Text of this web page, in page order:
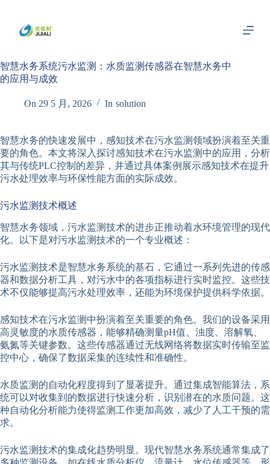
内
智慧水务系统污水监测：水质监测传感器在智慧水务中
的应用与成效
On 29 5 月, 2026 In solution
智慧水务的快速发展中，感知技术在污水监测领域扮演着至关重
要的角色。本文将深入探讨感知技术在污水监测中的应用，分析
其与传统PLC控制的差异，并通过具体案例展示感知技术在提升
污水处理效率与环保性能方面的实际成效。
污水监测技术概述
智慧水务领域，污水监测技术的进步正推动着水环境管理的现代
化。以下是对污水监测技术的一个专业概述：
污水监测技术是智慧水务系统的基石，它通过一系列先进的传感
器和数据分析工具，对污水中的各项指标进行实时监控。这些技
术不仅能够提高污水处理效率，还能为环境保护提供科学依据。
感知技术在污水监测中扮演着至关重要的角色。我们的设备采用
高灵敏度的水质传感器，能够精确测量pH值、浊度、溶解氧、
氨氮等关键参数。这些传感器通过无线网络将数据实时传输至监
控中心，确保了数据采集的连续性和准确性。
水质监测的自动化程度得到了显著提升。通过集成智能算法，系
统可以对收集到的数据进行快速分析，识别潜在的水质问题。这
种自动化分析能力使得监测工作更加高效，减少了人工干预的需
求。
污水监测技术的集成化趋势明显。现代智慧水务系统通常集成了